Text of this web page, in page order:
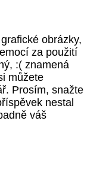
obrázky,
za použití
:( znamená
můžete
Prosím, snažte
nestal
váš